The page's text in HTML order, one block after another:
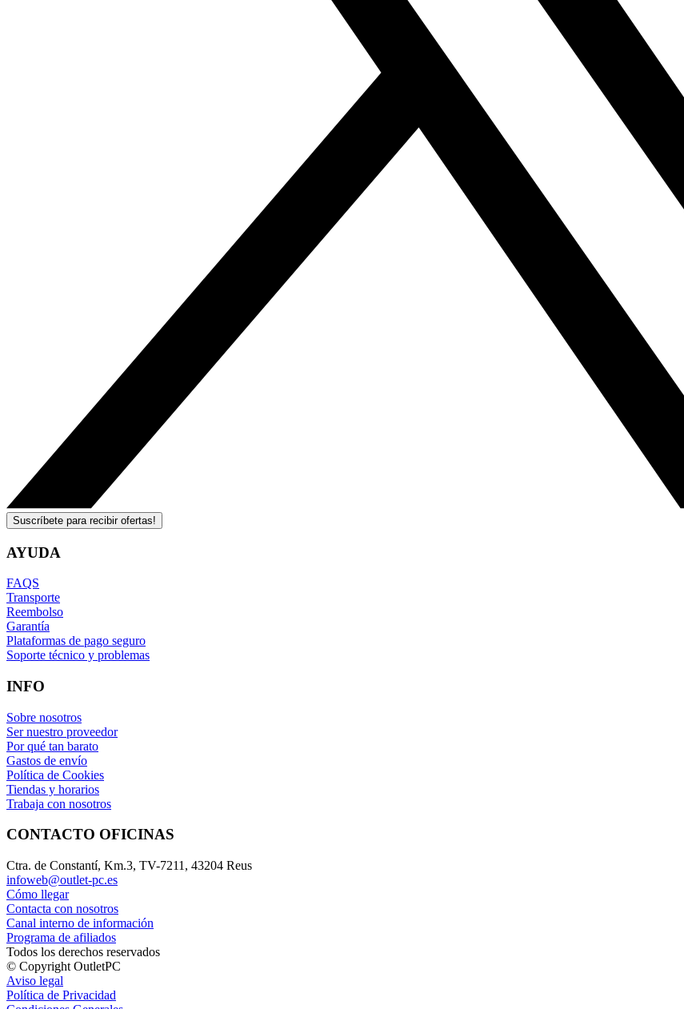
Suscríbete para recibir ofertas!
AYUDA
FAQS
Transporte
Reembolso
Garantía
Plataformas de pago seguro
Soporte técnico y problemas
INFO
Sobre nosotros
Ser nuestro proveedor
Por qué tan barato
Gastos de envío
Política de Cookies
Tiendas y horarios
Trabaja con nosotros
CONTACTO OFICINAS
Ctra. de Constantí, Km.3, TV-7211, 43204 Reus
infoweb@outlet-pc.es
Cómo llegar
Contacta con nosotros
Canal interno de información
Programa de afiliados
Todos los derechos reservados
© Copyright OutletPC
Aviso legal
Política de Privacidad